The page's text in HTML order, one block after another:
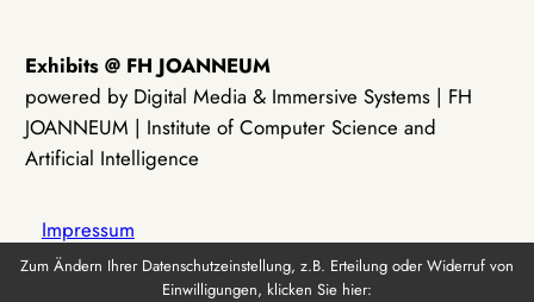
Exhibits @ FH JOANNEUM
powered by Digital Media & Immersive Systems | FH
JOANNEUM | Institute of Computer Science and
Artificial Intelligence
Impressum
Zum Ändern Ihrer Datenschutzeinstellung, z.B. Erteilung oder Widerruf von
Einwilligungen, klicken Sie hier: